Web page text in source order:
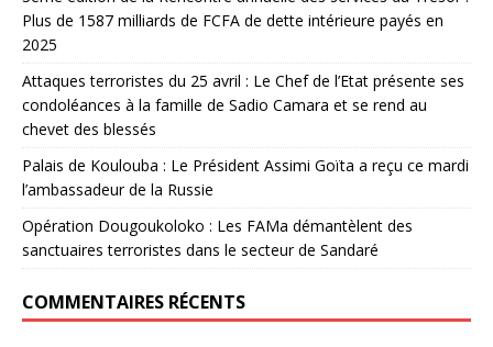
Plus de 1587 milliards de FCFA de dette intérieure payés en
2025
Attaques terroristes du 25 avril : Le Chef de l’Etat présente ses
condoléances à la famille de Sadio Camara et se rend au
chevet des blessés
Palais de Koulouba : Le Président Assimi Goïta a reçu ce mardi
l’ambassadeur de la Russie
Opération Dougoukoloko : Les FAMa démantèlent des
sanctuaires terroristes dans le secteur de Sandaré
COMMENTAIRES RÉCENTS